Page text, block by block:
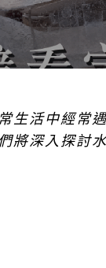
生活中經常
將深入探討